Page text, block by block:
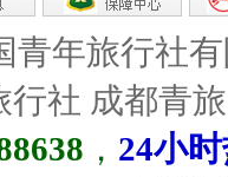
青年旅行社
社 成都青
， 24小